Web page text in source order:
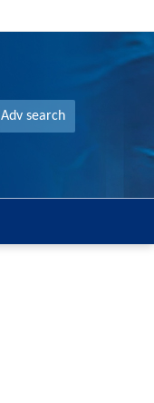
Adv search